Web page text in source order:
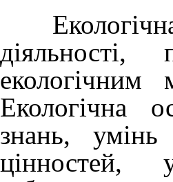
Екологічна
діяльності,
екологічним
Екологічна
знань,
цінностей,